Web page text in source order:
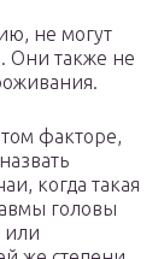
не могут
Они также не
факторе,
когда такая
головы
или